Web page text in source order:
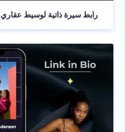
رابط سيرة ذاتية لوسيط عقاري